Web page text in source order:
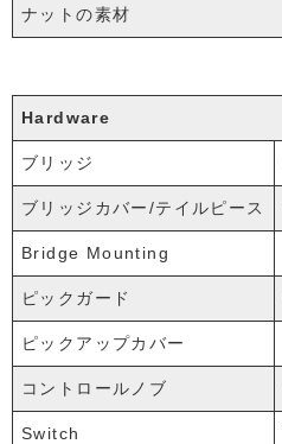
ナットの素材
Hardware
ブリッジ
ブリッジカバー/テイルピース
Bridge Mounting
ピックガード
ピックアップカバー
コントロールノブ
Switch